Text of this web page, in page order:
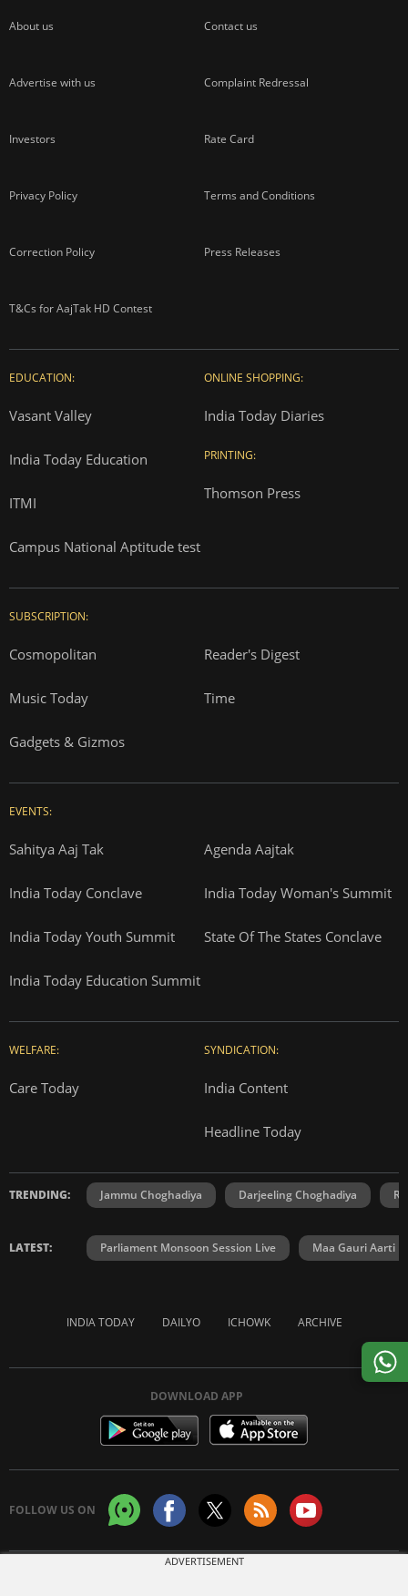
About us Contact us
Advertise with us Complaint Redressal
Investors Rate Card
Privacy Policy Terms and Conditions
Correction Policy Press Releases
T&Cs for AajTak HD Contest
EDUCATION:
Vasant Valley
India Today Education
ITMI
Campus National Aptitude test
ONLINE SHOPPING:
India Today Diaries
PRINTING:
Thomson Press
SUBSCRIPTION:
Cosmopolitan Reader's Digest
Music Today Time
Gadgets & Gizmos
EVENTS:
Sahitya Aaj Tak Agenda Aajtak
India Today Conclave India Today Woman's Summit
India Today Youth Summit State Of The States Conclave
India Today Education Summit
WELFARE:
Care Today
SYNDICATION:
India Content
Headline Today
TRENDING: Jammu Choghadiya Darjeeling Choghadiya
LATEST: Parliament Monsoon Session Live Maa Gauri Aarti
INDIA TODAY DAILYO ICHOWK ARCHIVE
DOWNLOAD APP
FOLLOW US ON
ADVERTISEMENT